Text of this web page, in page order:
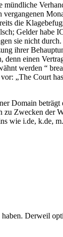
die
Gelder
sie nicht
ihrer
einen
werden “
„The Court
Domain
Zwecken der
wie i.de, k.de,
Derweil